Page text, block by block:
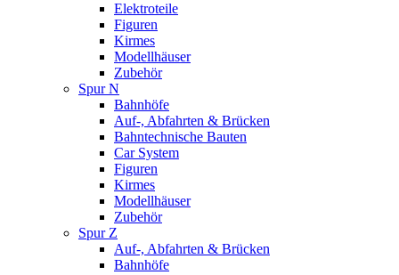
Elektroteile
Figuren
Kirmes
Modellhäuser
Zubehör
Spur N
Bahnhöfe
Auf-, Abfahrten & Brücken
Bahntechnische Bauten
Car System
Figuren
Kirmes
Modellhäuser
Zubehör
Spur Z
Auf-, Abfahrten & Brücken
Bahnhöfe